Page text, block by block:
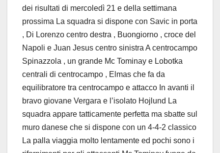
dei risultati di mercoledì 21 e della settimana
prossima La squadra si dispone con Savic in porta
, Di Lorenzo centro destra , Buongiorno , croce del
Napoli e Juan Jesus centro sinistra A centrocampo
Spinazzola , un grande Mc Tominay e Lobotka
centrali di centrocampo , Elmas che fa da
equilibratore tra centrocampo e attacco In avanti il
bravo giovane Vergara e l’isolato Hojlund La
squadra appare tatticamente perfetta ma sbatte sul
muro danese che si dispone con un 4-4-2 classico
La palla viaggia molto lentamente ed pochi sono i